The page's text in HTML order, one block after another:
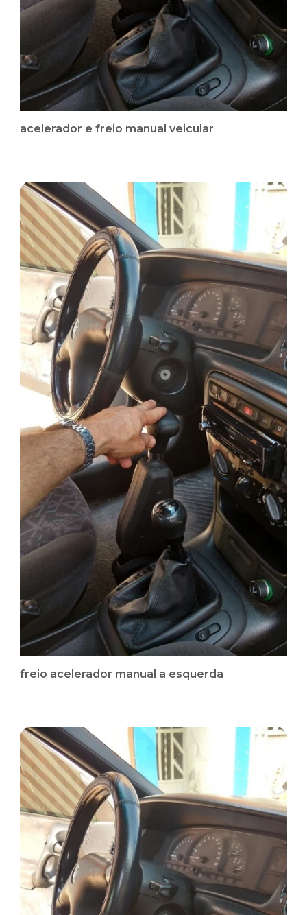
acelerador e freio manual veicular
freio acelerador manual a esquerda